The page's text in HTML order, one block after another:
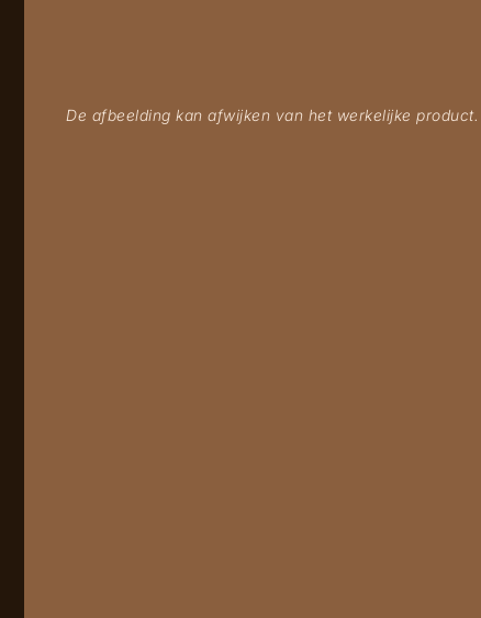
De afbeelding kan afwijken van het werkelijke product.